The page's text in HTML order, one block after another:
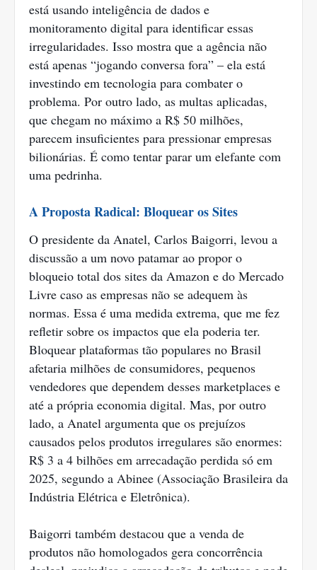
está usando inteligência de dados e
monitoramento digital para identificar essas
irregularidades. Isso mostra que a agência não
está apenas “jogando conversa fora” – ela está
investindo em tecnologia para combater o
problema. Por outro lado, as multas aplicadas,
que chegam no máximo a R$ 50 milhões,
parecem insuficientes para pressionar empresas
bilionárias. É como tentar parar um elefante com
uma pedrinha.
A Proposta Radical: Bloquear os Sites
O presidente da Anatel, Carlos Baigorri, levou a
discussão a um novo patamar ao propor o
bloqueio total dos sites da Amazon e do Mercado
Livre caso as empresas não se adequem às
normas. Essa é uma medida extrema, que me fez
refletir sobre os impactos que ela poderia ter.
Bloquear plataformas tão populares no Brasil
afetaria milhões de consumidores, pequenos
vendedores que dependem desses marketplaces e
até a própria economia digital. Mas, por outro
lado, a Anatel argumenta que os prejuízos
causados pelos produtos irregulares são enormes:
R$ 3 a 4 bilhões em arrecadação perdida só em
2025, segundo a Abinee (Associação Brasileira da
Indústria Elétrica e Eletrônica).
Baigorri também destacou que a venda de
produtos não homologados gera concorrência